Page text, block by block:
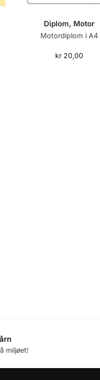
Diplom, Motor
Motordiplom i A4
kr 20,00
miljøet!